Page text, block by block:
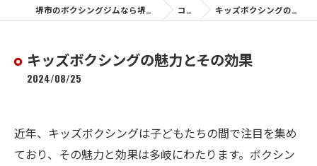
堺市のボクシングジムなら堺春木ボクシングジム コラム キッズボクシングの魅力とその効果
キッズボクシングの魅力とその効果
2024/08/25
近年、キッズボクシングは子どもたちの間で注目を集め
ており、その魅力と効果は多岐にわたります。ボクシン